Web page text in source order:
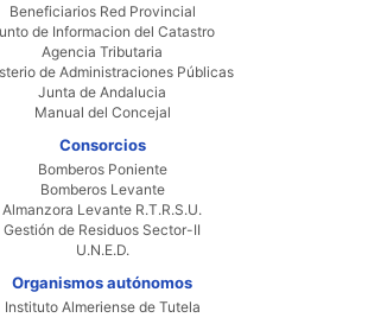
Beneficiarios Red Provincial
de Informacion del Catastro
Agencia Tributaria
de Administraciones Públicas
Junta de Andalucia
Manual del Concejal
Consorcios
Bomberos Poniente
Bomberos Levante
Almanzora Levante R.T.R.S.U.
Gestión de Residuos Sector-II
U.N.E.D.
Organismos autónomos
Instituto Almeriense de Tutela